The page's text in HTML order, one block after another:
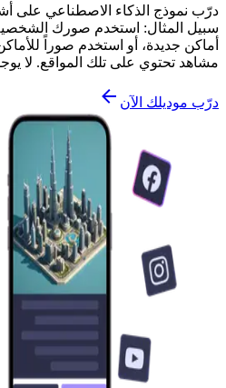
درّب نموذج الذكاء الاصطناعي على
سبيل المثال: استخدم صورك
أماكن جديدة، أو استخدم صوراً
مشاهد تحتوي على تلك المواقع. لا
درّب موديلك الآن